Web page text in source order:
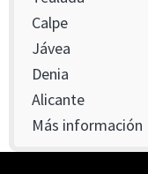
Calpe
Jávea
Denia
Alicante
Más información